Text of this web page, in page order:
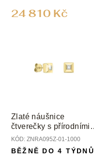
24 810 Kč
Zlaté náušnice
čtverečky s přírodními
diamanty
KÓD: ZNRA095Z-01-1000
BĚŽNĚ DO 4 TÝDNŮ